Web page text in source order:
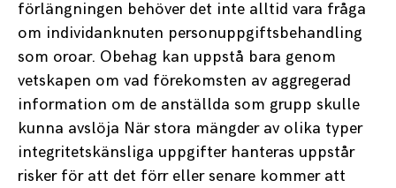
förlängningen behöver det inte alltid vara fråga
om individanknuten personuppgiftsbehandling
som oroar. Obehag kan uppstå bara genom
vetskapen om vad förekomsten av aggregerad
information om de anställda som grupp skulle
kunna avslöja När stora mängder av olika typer
integritetskänsliga uppgifter hanteras uppstår
risker för att det förr eller senare kommer att